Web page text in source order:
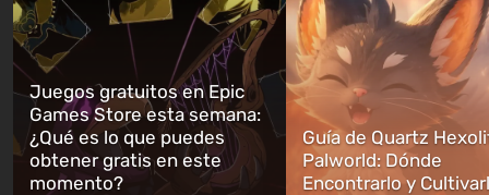
Juegos gratuitos en Epic
Games Store esta semana:
¿Qué es lo que puedes
obtener gratis en este
momento?
Guía de Quartz
Palworld: Dónde
Encontrarlo y